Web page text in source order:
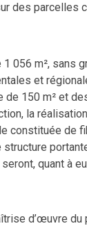
des parcelles
056 m², sans
et
de 150 m² et
la
constituée de
quant à
d’œuvre du